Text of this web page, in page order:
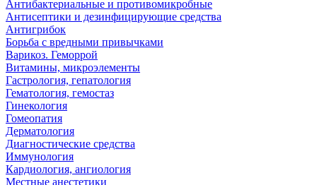
Антибактериальные и противомикробные
Антисептики и дезинфицирующие средства
Антигрибок
Борьба с вредными привычками
Варикоз. Геморрой
Витамины, микроэлементы
Гастрология, гепатология
Гематология, гемостаз
Гинекология
Гомеопатия
Дерматология
Диагностические средства
Иммунология
Кардиология, ангиология
Местные анестетики